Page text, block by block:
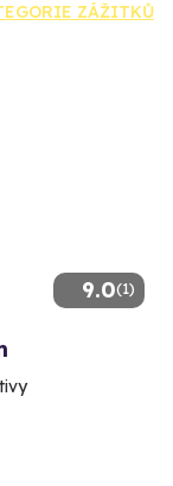
ZÁŽITKŮ
9.0(1)